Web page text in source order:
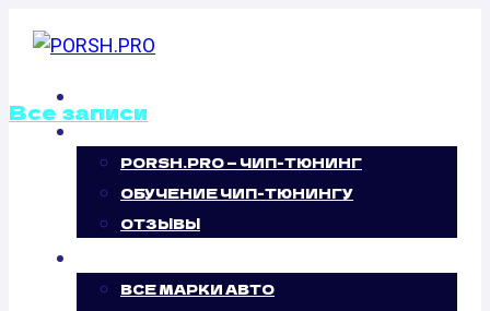
PORSH.PRO — ЧИП-ТЮНИНГ
ОБУЧЕНИЕ ЧИП-ТЮНИНГУ
ОТЗЫВЫ
ВСЕ МАРКИ АВТО
Все записи
ОТКЛЮЧЕНИЕ
ВИХРЕВЫХ